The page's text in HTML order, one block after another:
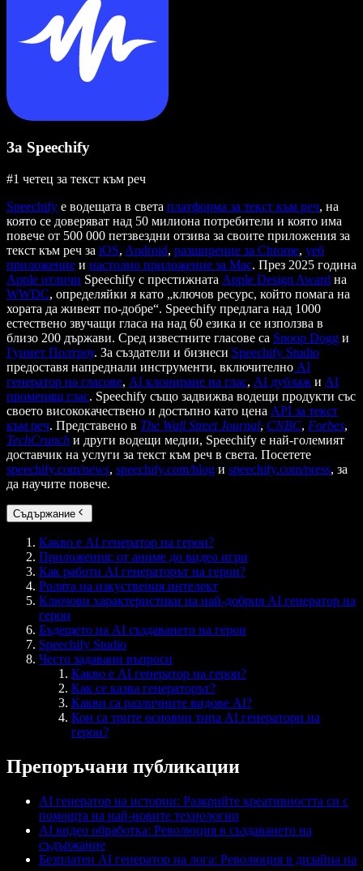
За Speechify
#1 четец за текст към реч
Speechify е водещата в света платформа за текст към реч, на
която се доверяват над 50 милиона потребители и която има
повече от 500 000 петзвездни отзива за своите приложения за
текст към реч за iOS, Android, разширение за Chrome, уеб
приложение и настолно приложение за Mac. През 2025 година
Apple отличи Speechify с престижната Apple Design Award на
WWDC, определяйки я като „ключов ресурс, който помага на
хората да живеят по-добре“. Speechify предлага над 1000
естествено звучащи гласа на над 60 езика и се използва в
близо 200 държави. Сред известните гласове са Snoop Dogg и
Гуинет Полтроу. За създатели и бизнеси Speechify Studio
предоставя напреднали инструменти, включително AI
генератор на гласове, AI клониране на глас, AI дублаж и AI
променящ глас. Speechify също задвижва водещи продукти със
своето висококачествено и достъпно като цена API за текст
към реч. Представено в The Wall Street Journal, CNBC, Forbes,
TechCrunch и други водещи медии, Speechify е най-големият
доставчик на услуги за текст към реч в света. Посетете
speechify.com/news, speechify.com/blog и speechify.com/press, за
да научите повече.
Съдържание
Какво е AI генератор на герои?
Приложения: от аниме до видео игри
Как работи AI генераторът на герои?
Ролята на изкуствения интелект
Ключови характеристики на най-добрия AI генератор на
герои
Бъдещето на AI създаването на герои
Speechify Studio
Често задавани въпроси
Какво е AI генератор на герои?
Как се казва генераторът?
Какви са различните видове AI?
Кои са трите основни типа AI генератори на
герои?
Препоръчани публикации
AI генератор на истории: Разкрийте креативността си с
помощта на най-новите технологии
AI видео обработка: Революция в създаването на
съдържание
Безплатен AI генератор на лога: Революция в дизайна на